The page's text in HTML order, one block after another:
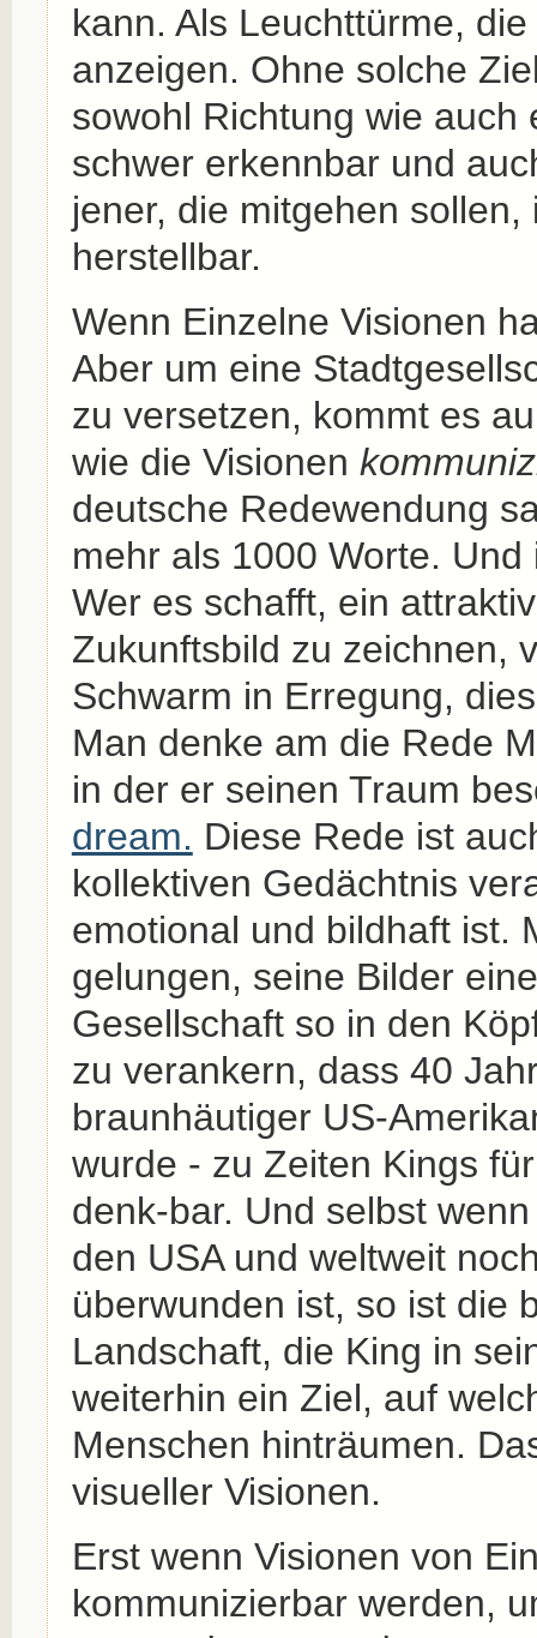
kann. Als Leuchttürme,
anzeigen. Ohne solche
sowohl Richtung wie auch
schwer erkennbar und
jener, die mitgehen sollen,
herstellbar.
Wenn Einzelne Visionen
Aber um eine
zu versetzen, kommt es
wie die Visionen
deutsche Redewendung
mehr als 1000 Worte.
Wer es schafft, ein
Zukunftsbild zu zeichnen,
Schwarm in Erregung,
Man denke am die Rede
in der er seinen Traum
dream. Diese Rede ist
kollektiven Gedächtnis
emotional und bildhaft ist.
gelungen, seine Bilder
Gesellschaft so in den
zu verankern, dass 40
braunhäutiger US-
wurde - zu Zeiten Kings
denk-bar. Und selbst
den USA und weltweit
überwunden ist, so ist die
Landschaft, die King in
weiterhin ein Ziel, auf
Menschen hinträumen.
visueller Visionen.
Erst wenn Visionen von
kommunizierbar werden,